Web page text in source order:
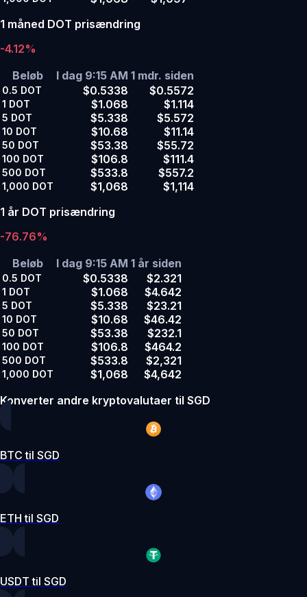
1 måned DOT prisændring
-4.12%
Beløb
I dag 9:15 AM 1 mdr. siden
0.5 DOT $0.5338 $0.5572
1 DOT $1.068 $1.114
5 DOT $5.338 $5.572
10 DOT $10.68 $11.14
50 DOT $53.38 $55.72
100 DOT $106.8 $111.4
500 DOT $533.8 $557.2
1,000 DOT $1,068
$1,114
1 år DOT prisændring
-76.76%
Beløb
I dag 9:15 AM 1 år siden
0.5 DOT $0.5338 $2.321
1 DOT $1.068 $4.642
5 DOT $5.338 $23.21
10 DOT $10.68 $46.42
50 DOT $53.38 $232.1
100 DOT $106.8 $464.2
500 DOT $533.8 $2,321
1,000 DOT $1,068
$4,642
Konverter andre kryptovalutaer til SGD
BTC til SGD
ETH til SGD
USDT til SGD